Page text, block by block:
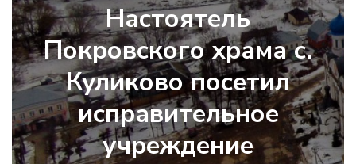
Настоятель
Покровского храма с.
Куликово посетил
исправительное
учреждение